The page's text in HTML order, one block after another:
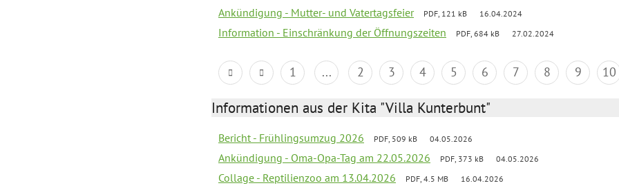
Ankündigung - Mutter- und Vatertagsfeier PDF, 121 kB 16.04.2024
Information - Einschränkung der Öffnungszeiten PDF, 684 kB 27.02.2024
1 ... 2 3 4 5 6 7 8 9 10
Informationen aus der Kita "Villa Kunterbunt"
Bericht - Frühlingsumzug 2026 PDF, 509 kB 04.05.2026
Ankündigung - Oma-Opa-Tag am 22.05.2026 PDF, 373 kB 04.05.2026
Collage - Reptilienzoo am 13.04.2026 PDF, 4.5 MB 16.04.2026